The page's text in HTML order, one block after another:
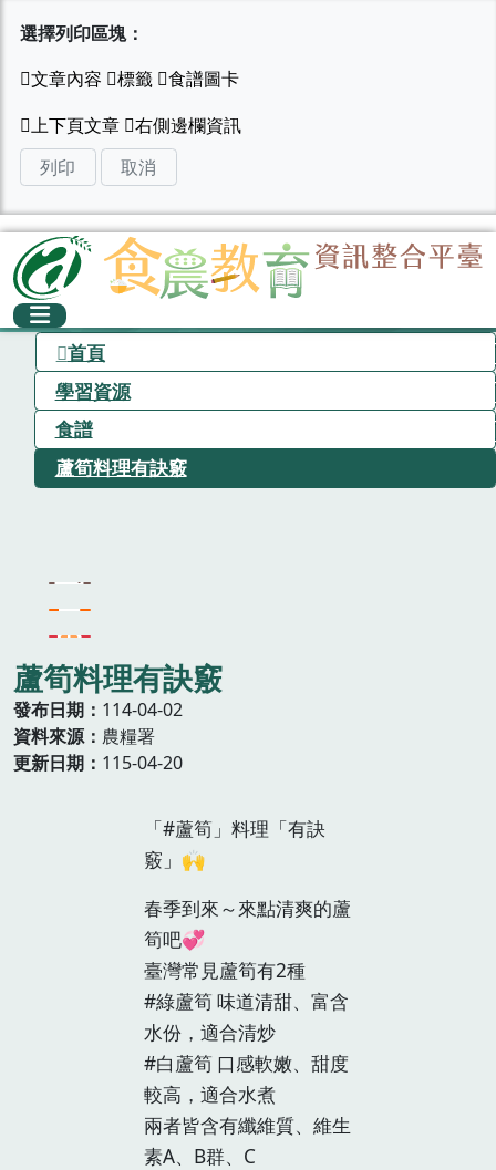
選擇列印區塊：
列印 取消
首頁
學習資源
食譜
蘆筍料理有訣竅
蘆筍料理有訣竅
發布日期
114-04-02
資料來源
農糧署
更新日期
115-04-20
「#蘆筍」料理「有訣
竅」🙌
春季到來～來點清爽的蘆
筍吧💞
臺灣常見蘆筍有2種
#綠蘆筍 味道清甜、富含
水份，適合清炒
#白蘆筍 口感軟嫩、甜度
較高，適合水煮
兩者皆含有纖維質、維生
素A、B群、C